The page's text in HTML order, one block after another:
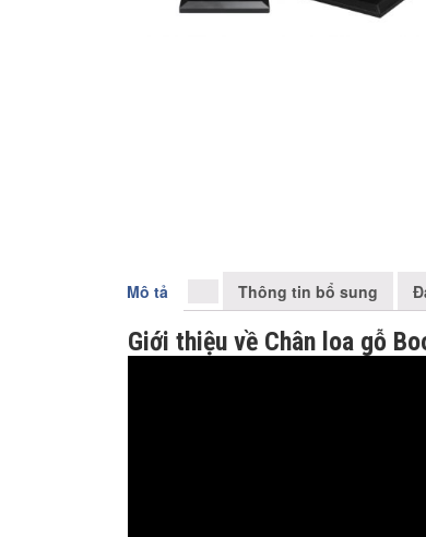
Mô tả Thông tin bổ sung
Giới thiệu về Chân loa gỗ